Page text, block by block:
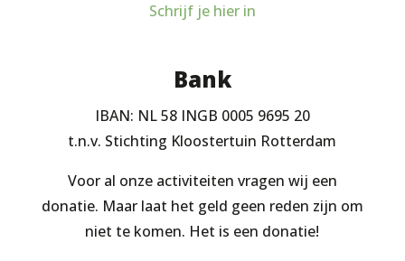
Schrijf je hier in
Bank
IBAN: NL 58 INGB 0005 9695 20
t.n.v. Stichting Kloostertuin Rotterdam
Voor al onze activiteiten vragen wij een
donatie. Maar laat het geld geen reden zijn om
niet te komen. Het is een donatie!